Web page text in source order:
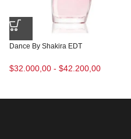
Dance By Shakira EDT
$32.000,00 - $42.200,00